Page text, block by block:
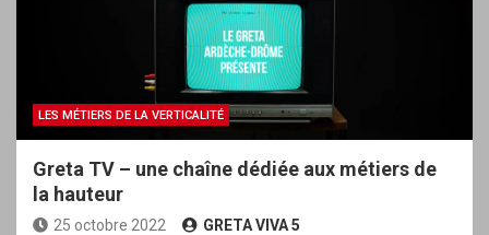
LES MÉTIERS DE LA VERTICALITÉ
Greta TV – une chaîne dédiée aux métiers de
la hauteur
25 octobre 2022 GRETA VIVA 5